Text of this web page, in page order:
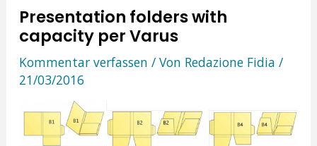
Presentation folders with
capacity per Varus
Kommentar verfassen / Von Redazione Fidia /
21/03/2016